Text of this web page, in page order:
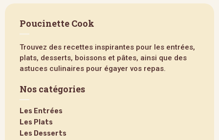
Poucinette Cook
Trouvez des recettes inspirantes pour les entrées,
plats, desserts, boissons et pâtes, ainsi que des
astuces culinaires pour égayer vos repas.
Nos catégories
Les Entrées
Les Plats
Les Desserts